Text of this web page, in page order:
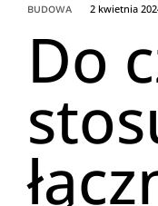
BUDOWA 2 kwietnia
Do